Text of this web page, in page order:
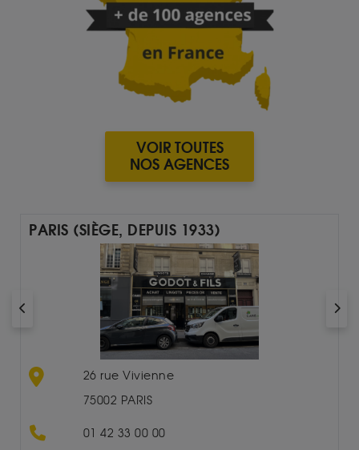
VOIR TOUTES
NOS AGENCES
PARIS (SIÈGE, DEPUIS 1933)
26 rue Vivienne
75002 PARIS
01 42 33 00 00